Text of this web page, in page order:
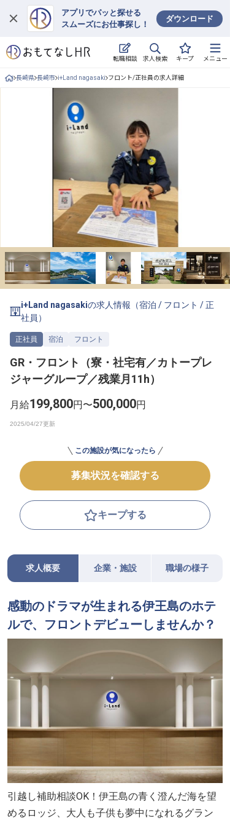
アプリでパッと探せる
スムーズにお仕事探し！
ダウンロード
転職相談 求人検索 キープ メニュー
ログイン
求人・施設を探す
キープした求人
就職・転職 合同説明会
おもてなしHRについて
ご利用の流れ
よくある質問
ホテル・宿泊業界情報コラム
無料 転職サポートに申し込む
長崎県 長崎市 i+Land nagasaki フロント/正社員の求人詳細
i+Land nagasakiの求人情報（宿泊 / フロント /正
社員 ）
正社員 宿泊 フロント
GR・フロント（寮・社宅有／カトープレ
ジャーグループ／残業月11h）
月給199,800円〜500,000円
この施設が気になったら
募集状況を確認する
キープする
求人概要 企業・施設 職場の様子
感動のドラマが生まれる伊王島のホテ
ルで、フロントデビューしませんか？
引越し補助相談OK！伊王島の青く澄んだ海を望
めるロッジ、大人も子供も夢中になれるグラン